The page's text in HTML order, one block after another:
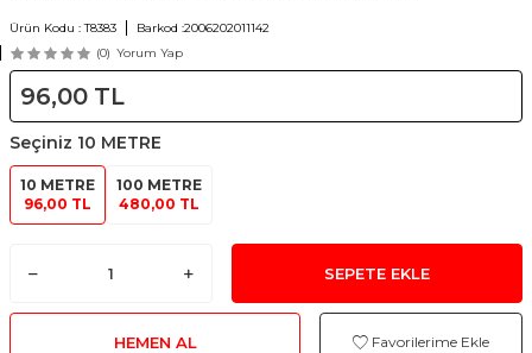
Ürün Kodu :T8383 Barkod :2006202011142
(0) Yorum Yap
96,00 TL
Seçiniz 10 METRE
10 METRE
96,00 TL
100 METRE
480,00 TL
SEPETE EKLE
HEMEN AL Favorilerime Ekle